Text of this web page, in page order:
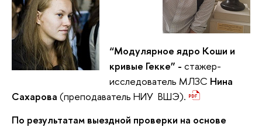
“Модулярное ядро Коши и
кривые Гекке” - стажер-
исследователь МЛЗС Нина
Сахарова (преподаватель НИУ ВШЭ).
По результатам выездной проверки на основе